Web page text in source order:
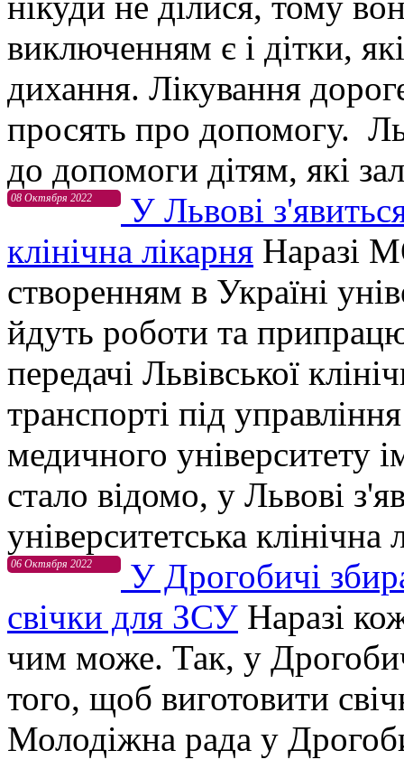
виключенням є і дітки,
дихання. Лікування
просять про допомогу.
до допомоги дітям, які
08 Октября 2022
У Львові
клінічна лікарня Наразі
створенням в Україні
йдуть роботи та
передачі Львівської
транспорті під
медичного університету
стало відомо, у Львові
університетська клінічна
06 Октября 2022
У Дрогобичі
свічки для ЗСУ Наразі
чим може. Так, у
того, щоб виготовити
Молодіжна рада у